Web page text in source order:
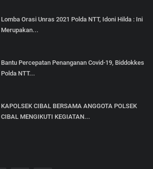
Lomba Orasi Unras 2021 Polda NTT, Idoni Hilda : Ini
Merupakan...
Bantu Percepatan Penanganan Covid-19, Biddokkes
Polda NTT...
KAPOLSEK CIBAL BERSAMA ANGGOTA POLSEK
CIBAL MENGIKUTI KEGIATAN...